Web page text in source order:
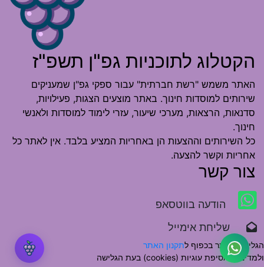
הקטלוג לתוכניות גפ"ן תשפ"ז
האתר משמש "רשת חברתית" עבור ספקי גפ"ן שמעניקים
שירותים למוסדות חינוך. באתר מוצעים הצגות, פעילויות,
סדנאות, הרצאות, מערכי שיעור, עזרי לימוד למוסדות ולאנשי
חינוך.
כל השירותים וההצעות הן באחריות המציע בלבד. אין לאתר כל
אחריות וקשר להצעה.
צור קשר
הודעה בווטסאפ
שליחת אימייל
הגלישה באתר בכפוף לתקנון האתר
ולמדיניות אסיפת עוגיות (cookies) בעת הגלישה